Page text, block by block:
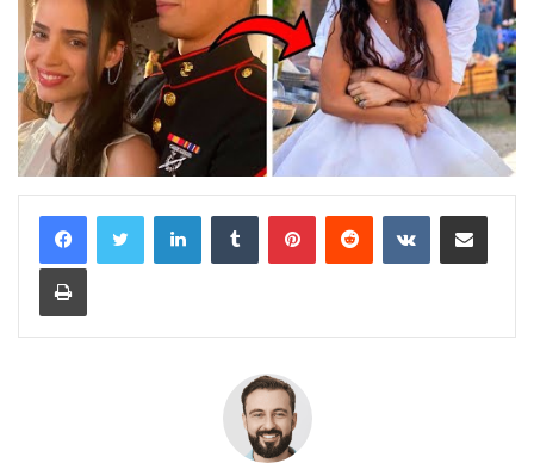
LinkedinTumblr PinterestReddit VKontaktePartager par email
Imprimer